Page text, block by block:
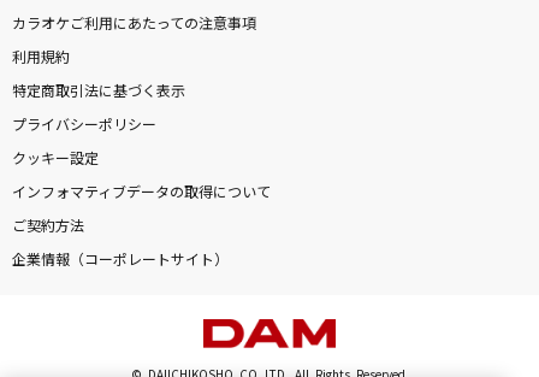
カラオケご利用にあたっての注意事項
利用規約
特定商取引法に基づく表示
プライバシーポリシー
クッキー設定
インフォマティブデータの取得について
ご契約方法
企業情報（コーポレートサイト）
© DAIICHIKOSHO CO.,LTD. All Rights Reserved.